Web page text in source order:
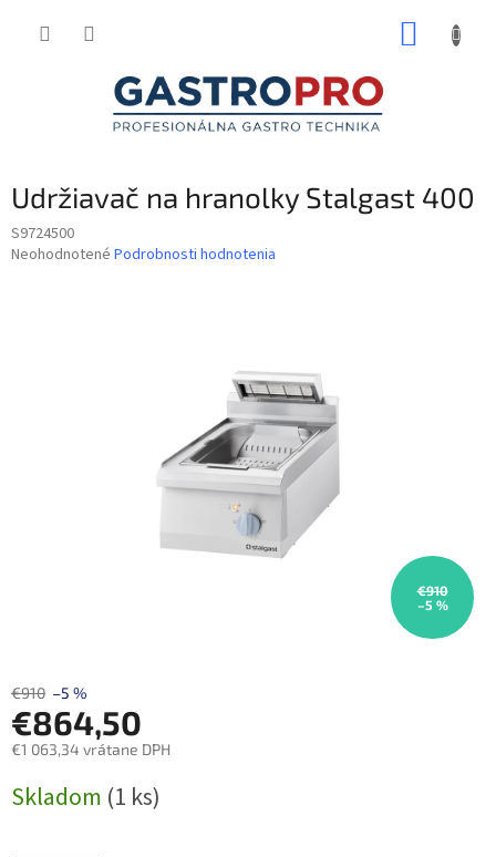
Udržiavač na hranolky Stalgast 400
S9724500
Priemerné
Neohodnotené Podrobnosti hodnotenia
€910
–5 %
€910 –5 %
€864,50
€1 063,34 vrátane DPH
cena:
Skladom (1 ks)